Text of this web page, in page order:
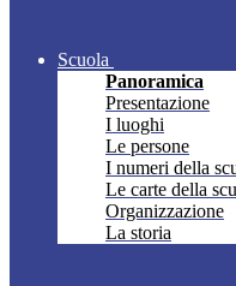
Scuola
Panoramica
Presentazione
I luoghi
Le persone
I numeri della
Le carte della
Organizzazione
La storia